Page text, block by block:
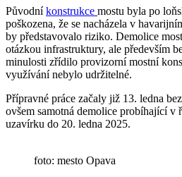
Původníkonstrukce mostu byla po
poškozena, že se nacházela v
by představovalo riziko. Demolice
otázkou infrastruktury, ale především
minulosti zřídilo provizorní mostní
využívání nebylo udržitelné.
Přípravné práce začaly již 13. ledna
ovšem samotná demolice probíhající v
uzavírku do 20. ledna 2025.
foto: mesto Opava